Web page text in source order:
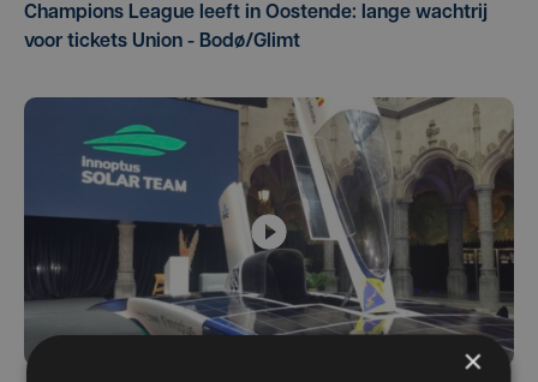
Champions League leeft in Oostende: lange wachtrij
voor tickets Union - Bodø/Glimt
×